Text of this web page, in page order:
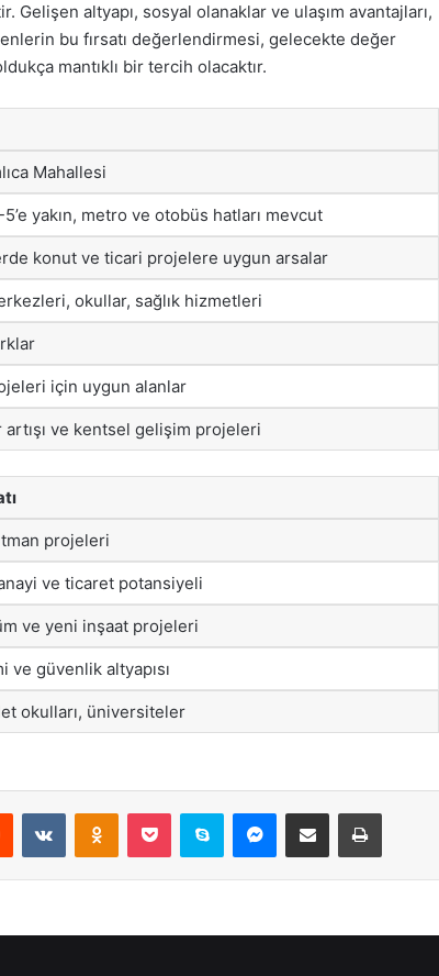
altyapı, sosyal olanaklar ve ulaşım avantajları,
bu fırsatı değerlendirmesi, gelecekte değer
mantıklı bir tercih olacaktır.
Mahallesi
yakın, metro ve otobüs hatları mevcut
konut ve ticari projelere uygun arsalar
okullar, sağlık hizmetleri
için uygun alanlar
ve kentsel gelişim projeleri
projeleri
ve ticaret potansiyeli
ve yeni inşaat projeleri
ve güvenlik altyapısı
okulları, üniversiteler
Reddit VKontakteOdnoklassniki
Pocket Skype Messenger
E-Posta ile paylaş Yazdır